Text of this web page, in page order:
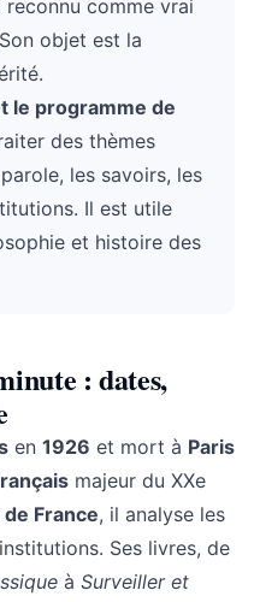
reconnu comme vrai
objet est la
le programme de
des thèmes
les savoirs, les
Il est utile
et histoire des
: dates,
en 1926 et mort à Paris
majeur du XXe
France, il analyse les
Ses livres, de
à Surveiller et